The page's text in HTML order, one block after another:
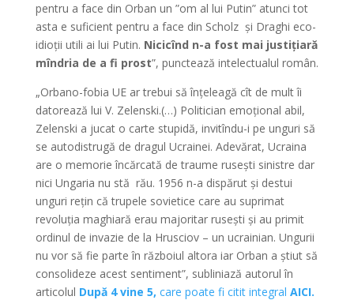
pentru a face din Orban un ”om al lui Putin” atunci tot
asta e suficient pentru a face din Scholz și Draghi eco-
idioții utili ai lui Putin. Nicicînd n-a fost mai justițiară
mîndria de a fi prost”, punctează intelectualul român.
„Orbano-fobia UE ar trebui să înțeleagă cît de mult îi
datorează lui V. Zelenski.(…) Politician emoțional abil,
Zelenski a jucat o carte stupidă, invitîndu-i pe unguri să
se autodistrugă de dragul Ucrainei. Adevărat, Ucraina
are o memorie încărcată de traume rusești sinistre dar
nici Ungaria nu stă rău. 1956 n-a dispărut și destui
unguri rețin că trupele sovietice care au suprimat
revoluția maghiară erau majoritar rusești și au primit
ordinul de invazie de la Hrusciov – un ucrainian. Ungurii
nu vor să fie parte în războiul altora iar Orban a știut să
consolideze acest sentiment”, subliniază autorul în
articolul După 4 vine 5, care poate fi citit integral AICI.